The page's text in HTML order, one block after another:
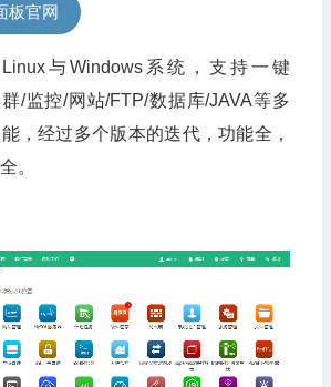
板官网
与Windows系统，支持一键
群/监控/网站/FTP/数据库/JAVA等多
，经过多个版本的迭代，功能全，
。